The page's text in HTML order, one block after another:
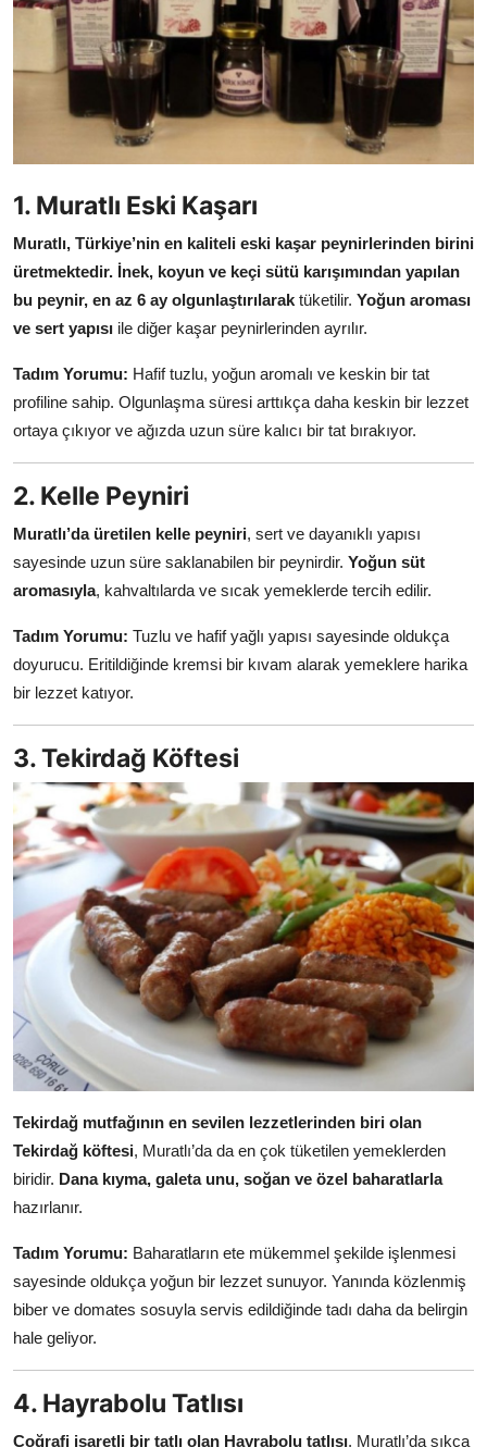
İçecek Kültürü & Rehberleri
Popüler Kültür & Mutfak Tarihi
Mutfak Temizliği & Pratik Bilgiler
Mutfak Sırları & Teknikler
Gıda Sözlüğü & Nedir?
Yemek Tarifleri & Menüler
1. Muratlı Eski Kaşarı
Muratlı, Türkiye’nin en kaliteli eski kaşar peynirlerinden birini
üretmektedir. İnek, koyun ve keçi sütü karışımından yapılan
bu peynir, en az 6 ay olgunlaştırılarak tüketilir. Yoğun aroması
ve sert yapısı ile diğer kaşar peynirlerinden ayrılır.
Tadım Yorumu: Hafif tuzlu, yoğun aromalı ve keskin bir tat
profiline sahip. Olgunlaşma süresi arttıkça daha keskin bir lezzet
ortaya çıkıyor ve ağızda uzun süre kalıcı bir tat bırakıyor.
2. Kelle Peyniri
Muratlı’da üretilen kelle peyniri, sert ve dayanıklı yapısı
sayesinde uzun süre saklanabilen bir peynirdir. Yoğun süt
aromasıyla, kahvaltılarda ve sıcak yemeklerde tercih edilir.
Tadım Yorumu: Tuzlu ve hafif yağlı yapısı sayesinde oldukça
doyurucu. Eritildiğinde kremsi bir kıvam alarak yemeklere harika
bir lezzet katıyor.
3. Tekirdağ Köftesi
Tekirdağ mutfağının en sevilen lezzetlerinden biri olan
Tekirdağ köftesi, Muratlı’da da en çok tüketilen yemeklerden
biridir. Dana kıyma, galeta unu, soğan ve özel baharatlarla
hazırlanır.
Tadım Yorumu: Baharatların ete mükemmel şekilde işlenmesi
sayesinde oldukça yoğun bir lezzet sunuyor. Yanında közlenmiş
biber ve domates sosuyla servis edildiğinde tadı daha da belirgin
hale geliyor.
4. Hayrabolu Tatlısı
Coğrafi işaretli bir tatlı olan Hayrabolu tatlısı, Muratlı’da sıkça